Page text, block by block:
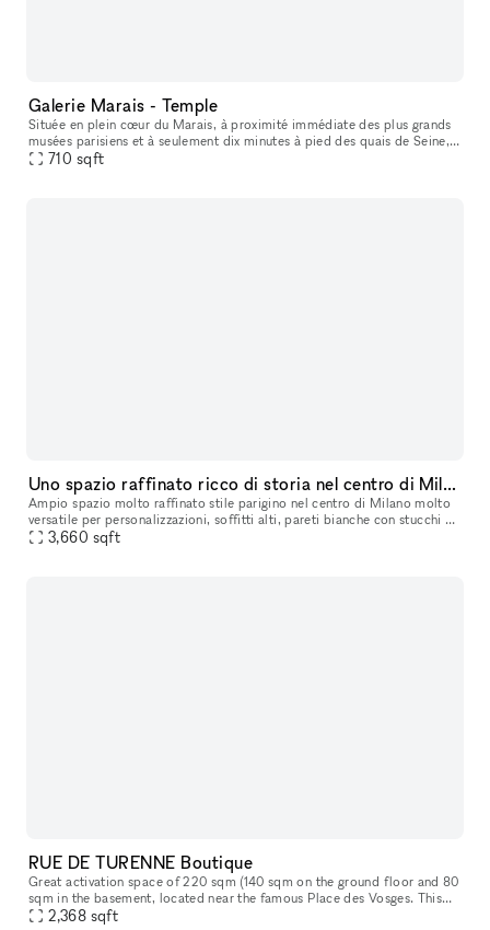
Galerie Marais - Temple
Située en plein cœur du Marais, à proximité immédiate des plus grands
musées parisiens et à seulement dix minutes à pied des quais de Seine,
cette galerie bénéficie d’un emplacement premium dans l’un
710 sqft
Uno spazio raffinato ricco di storia nel centro di Milano
Ampio spazio molto raffinato stile parigino nel centro di Milano molto
versatile per personalizzazioni, soffitti alti, pareti bianche con stucchi e
boiserie bianche, parquet in rovere d’epoca. Ricco
3,660 sqft
RUE DE TURENNE Boutique
Great activation space of 220 sqm (140 sqm on the ground floor and 80
sqm in the basement​,​ located near the famous Place des Vosges. This
space offers great storefront on a popular street in Paris
2,368 sqft